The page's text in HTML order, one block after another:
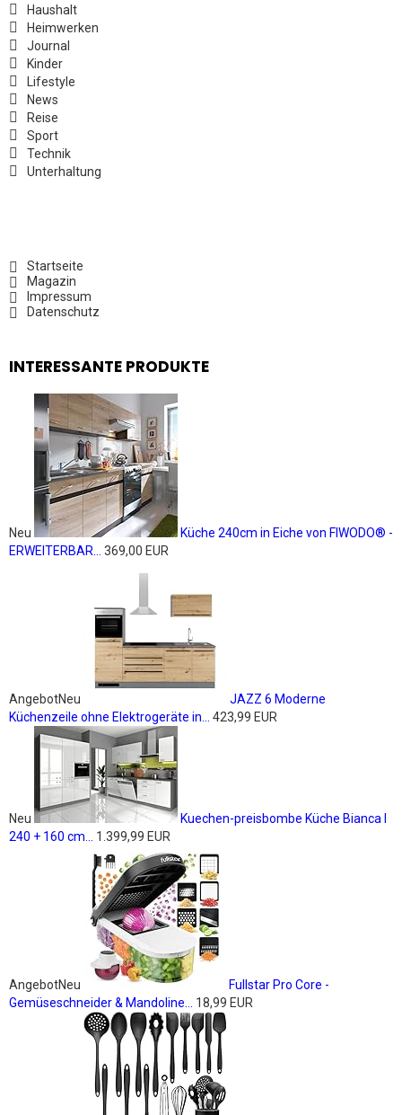
Haushalt
Heimwerken
Journal
Kinder
Lifestyle
News
Reise
Sport
Technik
Unterhaltung
Startseite
Magazin
Impressum
Datenschutz
INTERESSANTE PRODUKTE
Neu
Küche 240cm in Eiche von FIWODO® -
ERWEITERBAR...
369,00 EUR
AngebotNeu
JAZZ 6 Moderne
Küchenzeile ohne Elektrogeräte in...
423,99 EUR
Neu
Kuechen-preisbombe Küche Bianca I
240 + 160 cm...
1.399,99 EUR
AngebotNeu
Fullstar Pro Core -
Gemüseschneider & Mandoline...
18,99 EUR